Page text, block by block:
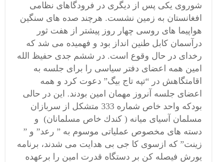
شوروی یکی پس از دیگری در فرودگاهای نظامی
افغانستان به زمین نشست. هرچند صده های سنگین
هواپیما های روسی چهار روز پیشتر از هفت ثور
درآسمان کابل طنین انداز بود و فهمیده می شد که
رخدای در حال وقوع است. در ششم جدی حفیظ الله
امین همه اعضای دفتر سیاسی را برای جلسه به
اقامتگاهش در “تپه تاج بیگ” دعوت کرد و همه
اعضای جلسه آنروز مهمان امین بودند. این در حالی
بودکه واحد خاص
شماره 333 متشكل از سربازان
مسلمان آسيای ميانه ( كندك خاص مسلمانان) و
دسته های مخصوص عملياتی موسوم به ” رعد” و ”
زينت” كه ازسوی كا جی بی هدايت می شدند،‌ برنامه
يورش فيصله كن بر دستگاه قدرت امين را برعهده